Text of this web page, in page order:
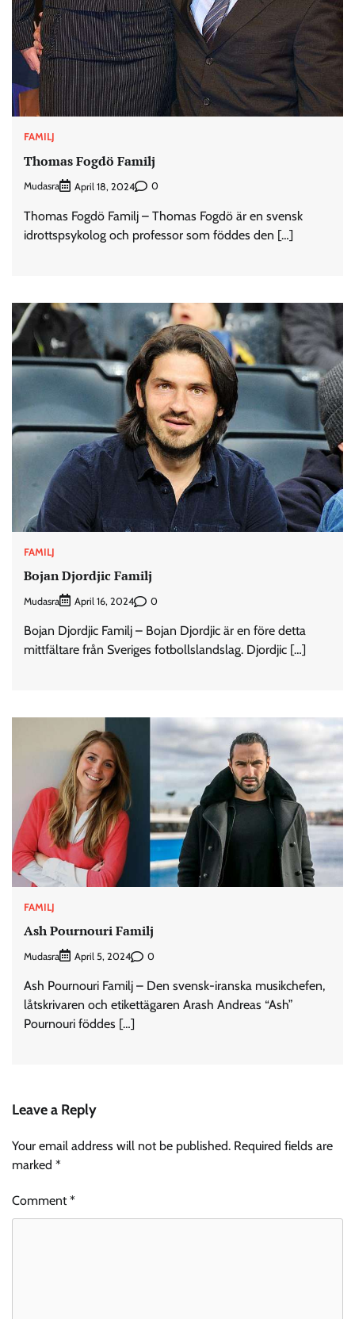
FAMILJ
Thomas Fogdö Familj
Mudasra April 18, 2024 0
Thomas Fogdö Familj – Thomas Fogdö är en svensk
idrottspsykolog och professor som föddes den […]
FAMILJ
Bojan Djordjic Familj
Mudasra April 16, 2024 0
Bojan Djordjic Familj – Bojan Djordjic är en före detta
mittfältare från Sveriges fotbollslandslag. Djordjic […]
FAMILJ
Ash Pournouri Familj
Mudasra April 5, 2024 0
Ash Pournouri Familj – Den svensk-iranska musikchefen,
låtskrivaren och etikettägaren Arash Andreas “Ash”
Pournouri föddes […]
Leave a Reply
Your email address will not be published. Required fields are
marked *
Comment*